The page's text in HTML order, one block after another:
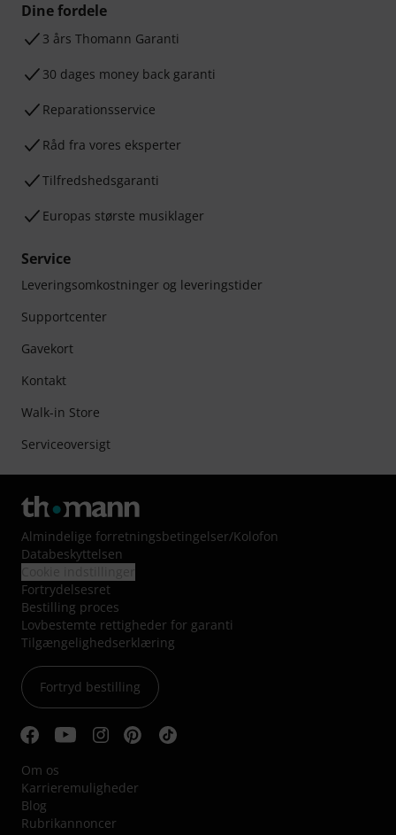
Dine fordele
3 års Thomann Garanti
30 dages money back garanti
Reparationsservice
Råd fra vores eksperter
Tilfredshedsgaranti
Europas største musiklager
Service
Leveringsomkostninger og leveringstider
Supportcenter
Gavekort
Kontakt
Walk-in Store
Serviceoversigt
Almindelige forretningsbetingelser/Kolofon
Databeskyttelsen
Fortrydelsesret
Bestilling proces
Lovbestemte rettigheder for garanti
Tilgængelighedserklæring
Fortryd bestilling
Om os
Karrieremuligheder
Blog
Rubrikannoncer